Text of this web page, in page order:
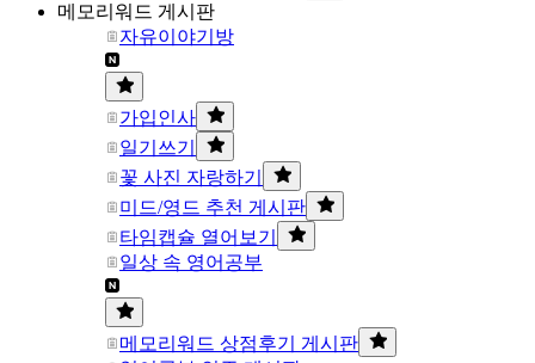
메모리워드 게시판
자유이야기방
가입인사
일기쓰기
꽃 사진 자랑하기
미드/영드 추천 게시판
타임캡슐 열어보기
일상 속 영어공부
메모리워드 상점후기 게시판